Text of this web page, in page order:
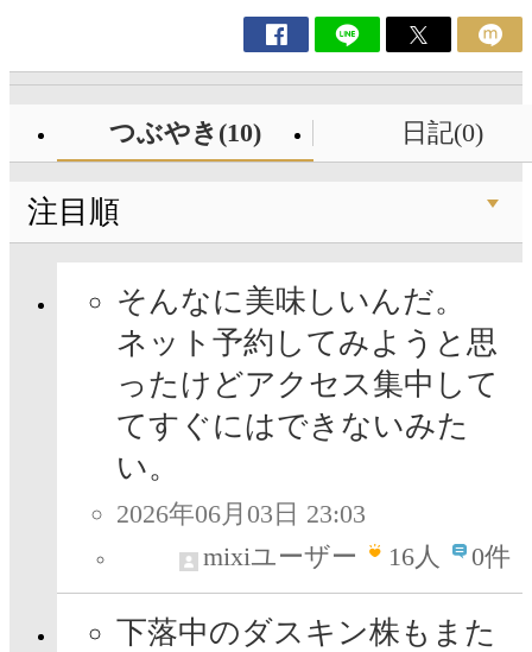
つぶやき(10) 日記(0)
注目順
そんなに美味しいんだ。
ネット予約してみようと思
ったけどアクセス集中して
てすぐにはできないみた
い。
2026年06月03日 23:03
mixiユーザー
16人 0件
下落中のダスキン株もまた